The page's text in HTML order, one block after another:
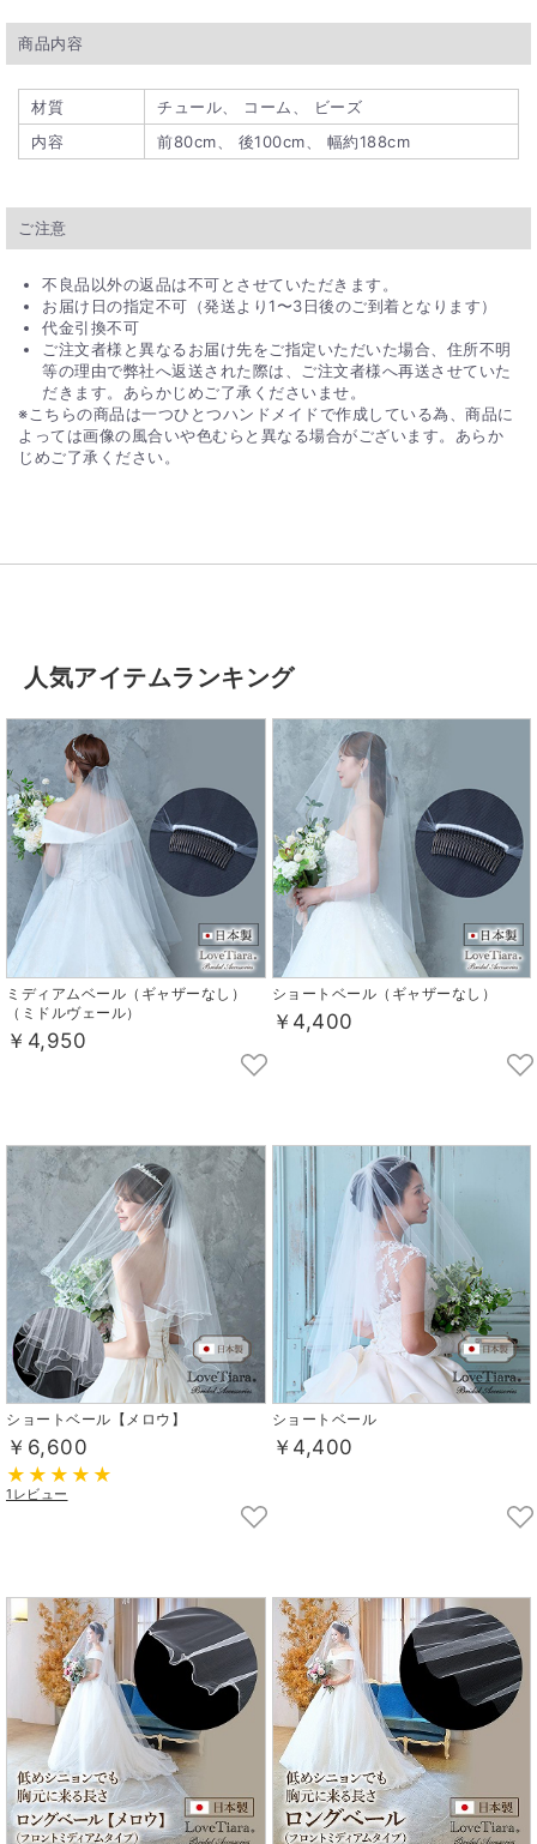
商品内容
材質
チュール、 コーム、 ビーズ
内容
前80cm、 後100cm、 幅約188cm
ご注意
不良品以外の返品は不可とさせていただきます。
お届け日の指定不可（発送より1〜3日後のご到着となります）
代金引換不可
ご注文者様と異なるお届け先をご指定いただいた場合、住所不明
等の理由で弊社へ返送された際は、ご注文者様へ再送させていた
だきます。あらかじめご了承くださいませ。
※こちらの商品は一つひとつハンドメイドで作成している為、商品に
よっては画像の風合いや色むらと異なる場合がございます。あらか
じめご了承ください。
人気アイテムランキング
ミディアムベール（ギャザーなし）
（ミドルヴェール）
￥4,950
ショートベール（ギャザーなし）
￥4,400
ショートベール【メロウ】
￥6,600
1レビュー
ショートベール
￥4,400